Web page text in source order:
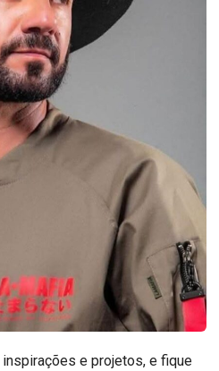
e projetos, e fique